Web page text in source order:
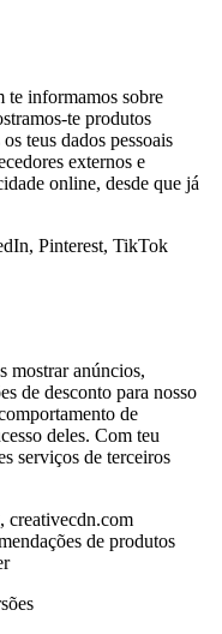
te informamos sobre
te produtos
teus dados pessoais
externos e
online, desde que já
Pinterest, TikTok
mostrar anúncios,
de desconto para nosso
de
deles. Com teu
serviços de terceiros
de produtos